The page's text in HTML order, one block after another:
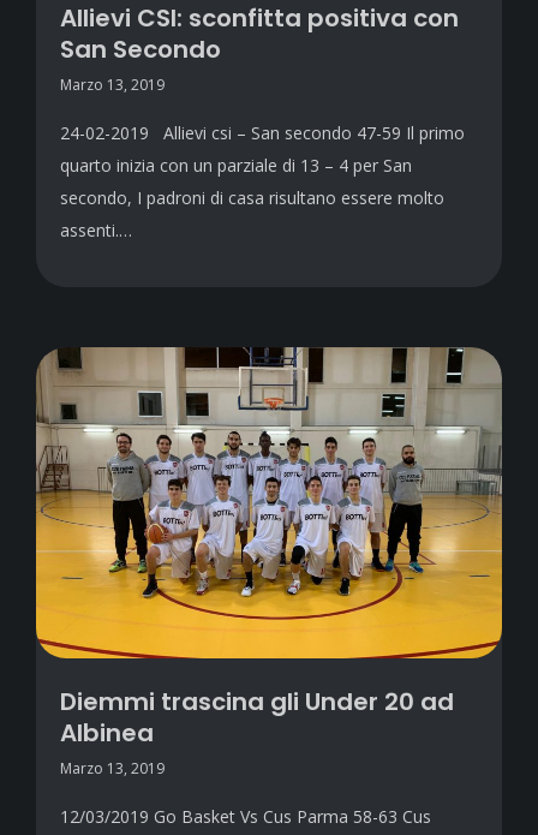
Allievi CSI: sconfitta positiva con
San Secondo
Marzo 13, 2019
24-02-2019 Allievi csi – San secondo 47-59 Il primo
quarto inizia con un parziale di 13 – 4 per San
secondo, I padroni di casa risultano essere molto
assenti.…
Diemmi trascina gli Under 20 ad
Albinea
Marzo 13, 2019
12/03/2019 Go Basket Vs Cus Parma 58-63 Cus